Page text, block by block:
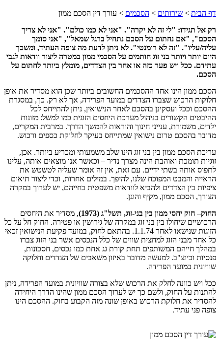
דף הבית > שירותים > הסכמים > עורך דין הסכם ממון
רק אל תגידו: "לי זה לא יקרה". "אני לא כמו כולם". "אני לא צריך
הסכם", "אם נחתום על הסכם נתחיל ברגל שמאל", "אני סומך
עליה/עליו". "זה לא רומנטי". לא ניתן לדעת מה צופה העתיד, ומשכך
היום יותר ויותר בני זוג חותמים על הסכמי ממון במטרה ליצור וודאות לגבי
עתידם. ככל ויש פער כזה או אחר בין הצדדים, מומלץ ביותר לחתום על
הסכם.
הסכם ממון הינו אחד ההסכמים החשובים ביותר שכן הוא מסדיר את אופן
חלוקות הרכוש שצברו הצדדים במועד הפרידה, אך לא רק. כך, במסגרת
ההסכם וככל ועסקינן בהסכם לאחר הנישואין, ניתן להתייחס לכל
ההיבטים הקשורים בניהול מערכת היחסים הזוגית כמו למשל: מזונות
ילדים, משמורת, ענייני חינוך והוראות להמשך הדרך. במרבית המקרים,
מדובר בהסכם טרום נישואין שמתייחס בעיקר לחלוקת כספים ורכוש.
עריכת הסכם ממון בין בני זוג הינו שלב משמעותי ומכריע ביותר. אכן,
זוגיות תומכת ואוהבת הינה מצרך נדיר – וכאשר אנו מוצאים אותה, עלינו
לתפוס אותה בשתי ידיים. עם זאת, אין זה אומר שעליה לטשטש את
הראייה והמבט המפוכח שלנו, להיפך. במילים אחרות, וכדי ליצור תיאום
ציפיות בין הצדדים ולהביא לוודאות משפטית בחייהם, יש לערוך במקרה
הצורך, הסכם ממון, מקיף והוגן.
החוק– חוק יחסי ממון בין בני-זוג, תשל"ג (1973)
, מסדיר את היחסים
הרכושיים שיחולו בין בני זוג במקרה של גירושין או פטירה. החוק חל על כל
הזוגות שנישאו לאחר 1.1.74. בהתאם לחוק, במועד פקיעת הנישואין זכאי
כל אחד מבני הזוג למחצית שווים של כלל הנכסים אשר בני הזוג צברו
במהלך חייהם המשותפים תחת קורת גג אחת כמו נכסים, חסכונות,
פנסיות וכיוצ"ב. למעשה מדובר באיזון משאבים של הצדדים וחלוקה
שוויונית במועד הפרידה.
ככל ויש כוונה לחלק את הרכוש שלא בצורה שוויונית במועד הפרידה, ניתן
להתנות על החוק, ולשם כך יש לערוך הסכם ממון שהינו הדרך היחידה
להסדיר את חלוקת הרכוש באופן שונה מזה הקבוע בחוק. ההסכם הינו
צופה פני עתיד.